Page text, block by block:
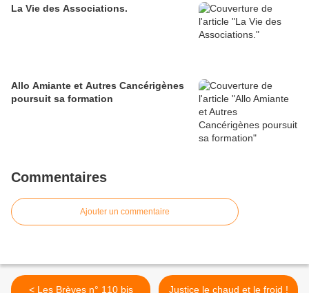
La Vie des Associations.
Allo Amiante et Autres Cancérigènes
poursuit sa formation
Commentaires
Ajouter un commentaire
< Les Brèves n° 110 bis Justice le chaud et le froid !